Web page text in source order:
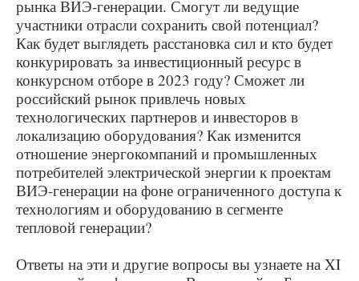
рынка ВИЭ-генерации. Смогут ли ведущие
участники отрасли сохранить свой потенциал?
Как будет выглядеть расстановка сил и кто будет
конкурировать за инвестиционный ресурс в
конкурсном отборе в 2023 году? Сможет ли
российский рынок привлечь новых
технологических партнеров и инвесторов в
локализацию оборудования? Как изменится
отношение энергокомпаний и промышленных
потребителей электрической энергии к проектам
ВИЭ-генерации на фоне ограниченного доступа к
технологиям и оборудованию в сегменте
тепловой генерации?
Ответы на эти и другие вопросы вы узнаете на XI